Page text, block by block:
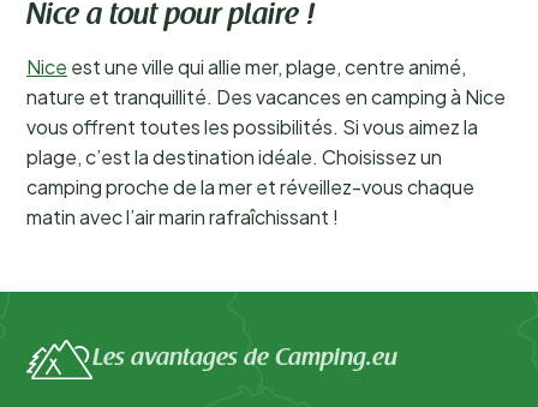
Nice a tout pour plaire !
Nice est une ville qui allie mer, plage, centre animé,
nature et tranquillité. Des vacances en camping à Nice
vous offrent toutes les possibilités. Si vous aimez la
plage, c’est la destination idéale. Choisissez un
camping proche de la mer et réveillez-vous chaque
matin avec l’air marin rafraîchissant !
Les avantages de Camping.eu